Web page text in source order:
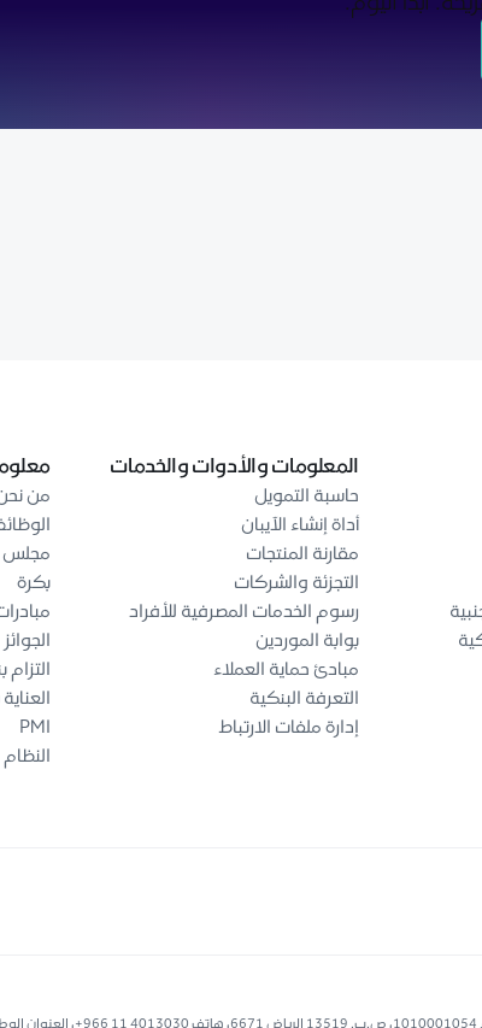
المعلومات والأدوات والخدمات
حاسبة التمويل
أداة إنشاء الآيبان
مقارنة المنتجات
التجزئة والشركات
رسوم الخدمات المصرفية للأفراد
بوابة الموردين
مبادئ حماية العملاء
التعرفة البنكية
إدارة ملفات الارتباط
من
مجلس
بكرة
مبادرات
الجوائز
PMI
بنك الرياض، شركة مساهمة عامة، مساهمة برأس مال 40